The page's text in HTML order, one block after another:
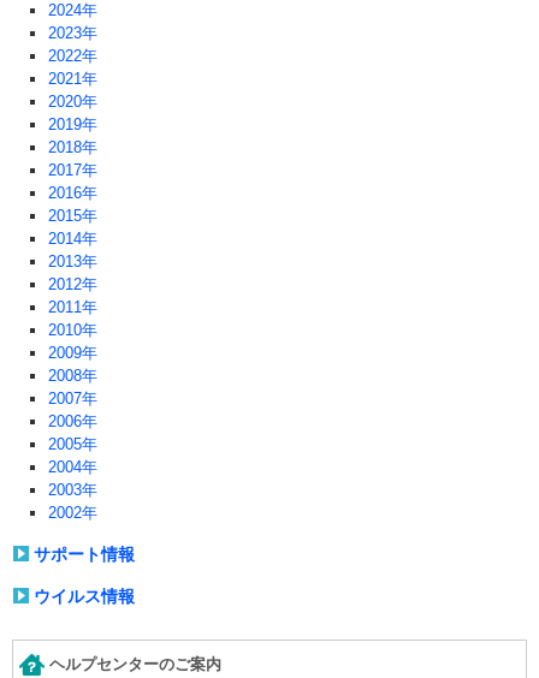
2024年
2023年
2022年
2021年
2020年
2019年
2018年
2017年
2016年
2015年
2014年
2013年
2012年
2011年
2010年
2009年
2008年
2007年
2006年
2005年
2004年
2003年
2002年
サポート情報
ウイルス情報
ヘルプセンターのご案内